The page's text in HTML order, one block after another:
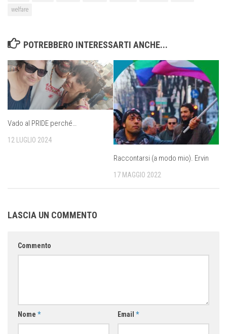
welfare
POTREBBERO INTERESSARTI ANCHE...
Vado al PRIDE perché…
12 LUGLIO 2024
Raccontarsi (a modo mio). Ervin
17 MAGGIO 2022
LASCIA UN COMMENTO
Commento
Nome * Email *